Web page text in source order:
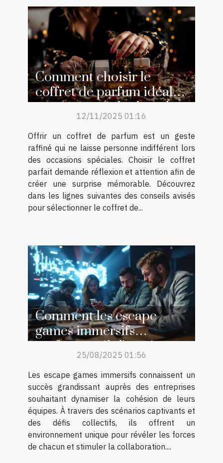
Comment choisir le
coffret de parfum idéal
pour surprendre lors des
occasions spéciales ?
12/11/2025 01:16
Offrir un coffret de parfum est un geste
raffiné qui ne laisse personne indifférent lors
des occasions spéciales. Choisir le coffret
parfait demande réflexion et attention afin de
créer une surprise mémorable. Découvrez
dans les lignes suivantes des conseils avisés
pour sélectionner le coffret de...
Comment les escape
games immersifs
renforcent-ils l'esprit
d'équipe ?25/08/2025 01:56
Les escape games immersifs connaissent un
succès grandissant auprès des entreprises
souhaitant dynamiser la cohésion de leurs
équipes. À travers des scénarios captivants et
des défis collectifs, ils offrent un
environnement unique pour révéler les forces
de chacun et stimuler la collaboration....